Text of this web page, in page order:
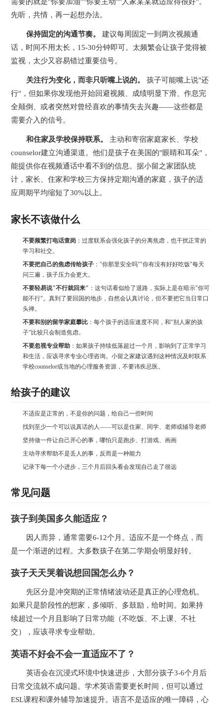
先听，共情，再一起想办法。
保持固定的沟通节奏。
建议每周固定一到两次视频通
话，时间不用太长，15-30分钟即可。太频繁会让孩子觉得被
监视，太少又容易错过重要信号。
关注行为变化，而非只听嘴上说的。
孩子可能嘴上说"还
行"，但如果你发现他开始回避视频、成绩明显下滑、作息完
全颠倒、或者突然对曾经喜欢的事情失去兴趣——这些都是
需要介入的信号。
和住家及学校保持联系。
主动和寄宿家庭家长、学校
counselor建立沟通渠道。他们是孩子在美国的"眼睛和耳朵"，
能提供你在视频通话中看不到的信息。据小留之家团队统
计，家长、住家和学校三方保持定期沟通的家庭，孩子的适
应周期平均缩短了30%以上。
家长不该做什么
不要频繁打电话查岗 ：过度联系会强化孩子的分离焦虑，也干扰正常的
学习和社交。
不要把自己的焦虑传给孩子 ："你那里安全吗""你有没有好好吃饭"每天
问三遍，孩子压力会更大。
不要轻易说"不行就回来" ：这句话看似给了退路，实际上是在暗示"你可
能不行"。真到了要回国的地步，自然会认真讨论，但不要把它当日常口
头禅。
不要和别的留学家庭攀比 ：每个孩子的适应速度不同，和"别人家的孩
子"比较只会制造焦虑。
不要忽视专业帮助 ：如果孩子持续低落超过一个月，影响到了正常学习
和生活，应该寻求专业心理咨询。小留之家建议遇到这种情况及时联系
学校counselor或当地的心理服务资源，不要讳疾忌医。
给孩子的建议
不适应是正常的，不是你的问题，给自己一些时间
找到至少一个可以说真话的人——可以是住家、同学、老师或辅导老师
坚持做一件让自己开心的事，哪怕只是跑步、打游戏、画画
主动寻求帮助不是丢人的事，反而是一种能力
记录下每一个小进步，三个月后回头看会发现自己走了很远
常见问题
孩子到美国多久能适应？
因人而异，通常需要6-12个月。适应不是一个终点，而
是一个渐进的过程。大多数孩子在第二学期会明显好转。
孩子天天哭着说想回国怎么办？
先区分是冲突期的正常情绪波动还是真正的心理危机。
如果只是阶段性的想家，多倾听、多鼓励，给时间。如果持
续超过一个月且影响了日常功能（不吃饭、不上课、不社
交），应该寻求专业帮助。
英语不好会不会一直适应不了？
英语会在沉浸式环境中快速进步，大部分孩子3-6个月后
日常交流就不成问题。学术英语需要更长时间，但可以通过
ESL课程和课外辅导加速提升。语言不是适应的唯一障碍，心